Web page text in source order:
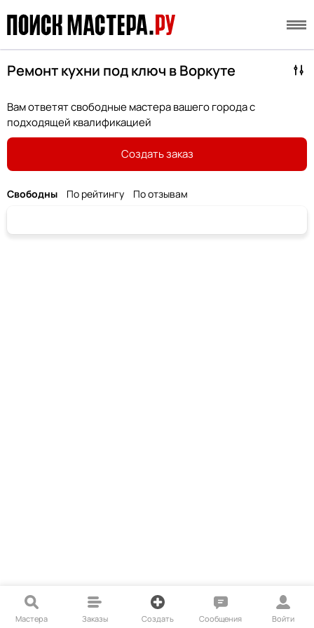
Ремонт кухни под ключ в Воркуте
Вам ответят свободные мастера вашего города с
подходящей квалификацией
Создать заказ
Свободны По рейтингу По отзывам
Мастера Заказы Создать Сообщения Войти